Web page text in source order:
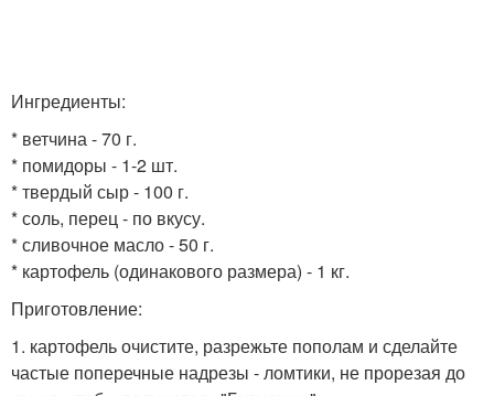
Ингредиенты:
* ветчина - 70 г.
* помидоры - 1-2 шт.
* твердый сыр - 100 г.
* соль, перец - по вкусу.
* сливочное масло - 50 г.
* картофель (одинакового размера) - 1 кг.
Приготовление:
1. картофель очистите, разрежьте пополам и сделайте
частые поперечные надрезы - ломтики, не прорезая до